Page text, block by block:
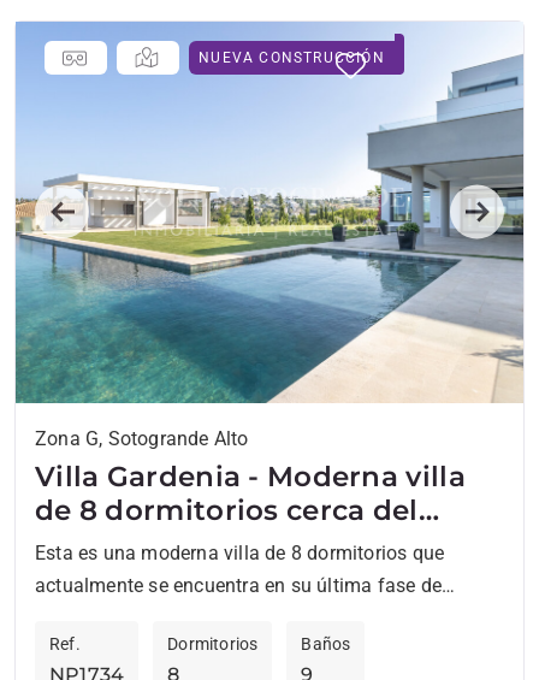
NUEVA CONSTRUCCIÓN
Previous Next
Zona G, Sotogrande Alto
Villa Gardenia - Moderna villa
de 8 dormitorios cerca del
colegio internacional de
Sotogrande
Esta es una moderna villa de 8 dormitorios que
actualmente se encuentra en su última fase de
ubicada cerca del...
NP1734
Ref.
8
Dormitorios
9
Baños